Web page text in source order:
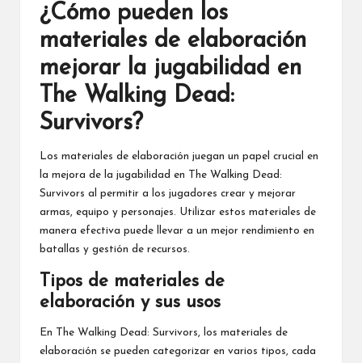
¿Cómo pueden los
materiales de elaboración
mejorar la jugabilidad en
The Walking Dead:
Survivors?
Los materiales de elaboración juegan un papel crucial en
la mejora de la jugabilidad en The Walking Dead:
Survivors al permitir a los jugadores crear y mejorar
armas, equipo y personajes. Utilizar estos materiales de
manera efectiva puede llevar a un mejor rendimiento en
batallas y gestión de recursos.
Tipos de materiales de
elaboración y sus usos
En The Walking Dead: Survivors, los materiales de
elaboración se pueden categorizar en varios tipos, cada